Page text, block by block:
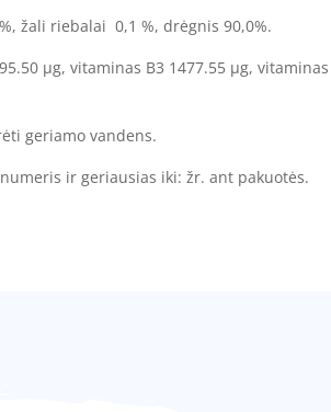
žali riebalai 0,1 %, drėgnis 90,0%.
µg, vitaminas B3 1477.55 µg,
geriamo vandens.
ir geriausias iki: žr. ant pakuotės.